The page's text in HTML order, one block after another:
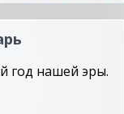
год нашей эры.